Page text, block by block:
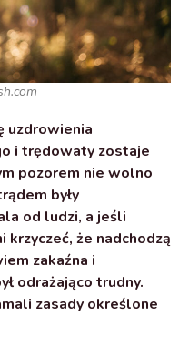
uzdrowienia
i trędowaty zostaje
pozorem nie wolno
były
od ludzi, a jeśli
że nadchodzą
zakaźna i
odrażająco trudny.
zasady określone